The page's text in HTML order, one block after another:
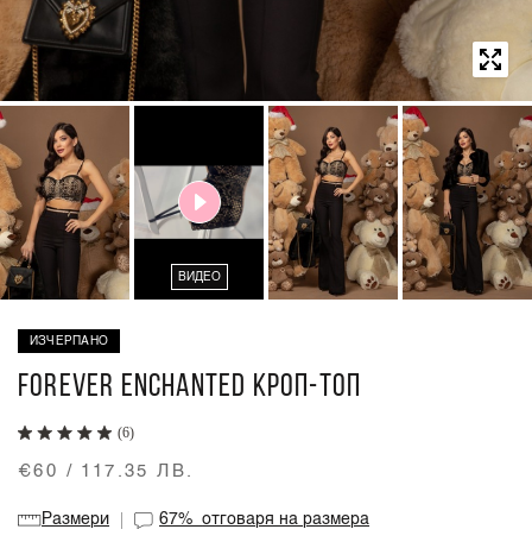
ВИДЕО
ИЗЧЕРПАНО
FOREVER ENCHANTED КРОП-ТОП
(6)
€60 / 117.35 ЛВ.
Размери 67%отговаря на размера